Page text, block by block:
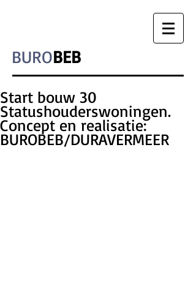
BUROBEB
Start bouw 30
Statushouderswoningen.
Concept en realisatie:
BUROBEB/DURAVERMEER